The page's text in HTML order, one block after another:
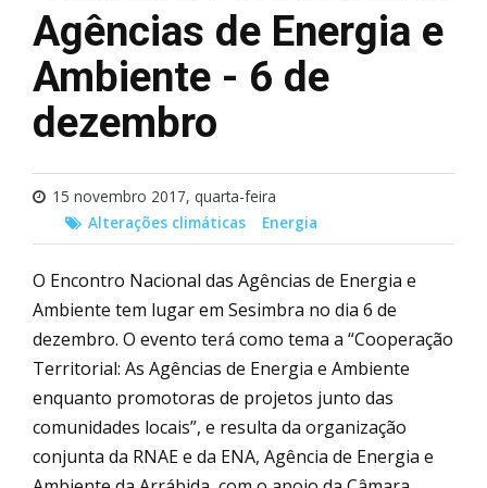
Agências de Energia e
Ambiente - 6 de
dezembro
15 novembro 2017, quarta-feira
Alterações climáticas
Energia
O Encontro Nacional das Agências de Energia e
Ambiente tem lugar em Sesimbra no dia 6 de
dezembro. O evento terá como tema a “Cooperação
Territorial: As Agências de Energia e Ambiente
enquanto promotoras de projetos junto das
comunidades locais”, e resulta da organização
conjunta da RNAE e da ENA, Agência de Energia e